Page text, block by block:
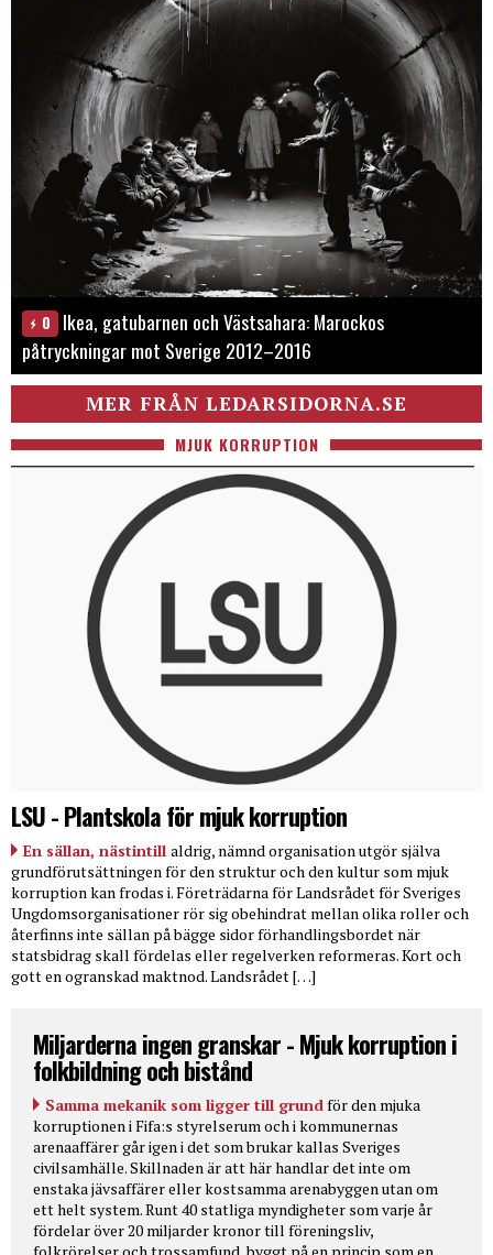
0
Ikea, gatubarnen och Västsahara: Marockos
påtryckningar mot Sverige 2012–2016
MER FRÅN LEDARSIDORNA.SE
MJUK KORRUPTION
LSU - Plantskola för mjuk korruption
En sällan, nästintill aldrig, nämnd organisation utgör själva
grundförutsättningen för den struktur och den kultur som mjuk
korruption kan frodas i. Företrädarna för Landsrådet för Sveriges
Ungdomsorganisationer rör sig obehindrat mellan olika roller och
återfinns inte sällan på bägge sidor förhandlingsbordet när
statsbidrag skall fördelas eller regelverken reformeras. Kort och
gott en ogranskad maktnod. Landsrådet […]
Miljarderna ingen granskar - Mjuk korruption i
folkbildning och bistånd
Samma mekanik som ligger till grundför den mjuka
korruptionen i Fifa:s styrelserum och i kommunernas
arenaaffärer går igen i det som brukar kallas Sveriges
civilsamhälle. Skillnaden är att här handlar det inte om
enstaka jävsaffärer eller kostsamma arenabyggen utan om
ett helt system. Runt 40 statliga myndigheter som varje år
fördelar över 20 miljarder kronor till föreningsliv,